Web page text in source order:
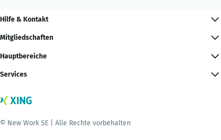
Hilfe & Kontakt
Mitgliedschaften
Hauptbereiche
Services
© New Work SE | Alle Rechte vorbehalten